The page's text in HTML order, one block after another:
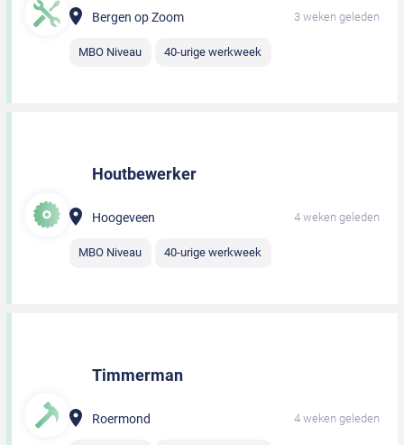
Bergen op Zoom 3 weken geleden
MBO Niveau 40-urige werkweek
Houtbewerker
Hoogeveen 4 weken geleden
MBO Niveau 40-urige werkweek
Timmerman
Roermond 4 weken geleden